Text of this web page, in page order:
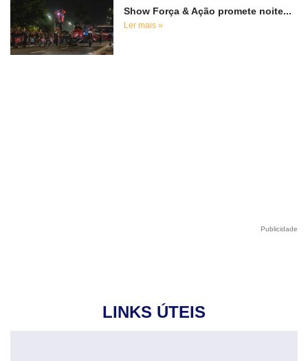
Show Força & Ação promete noite...
Ler mais »
Publicidade
LINKS ÚTEIS